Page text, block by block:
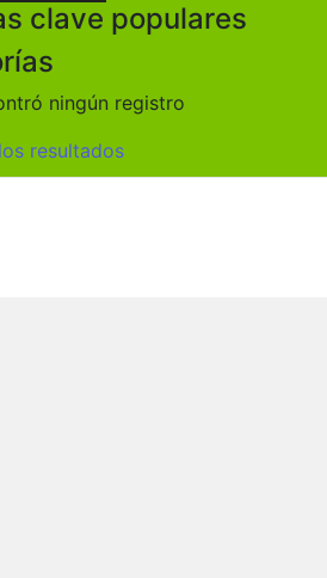
clave populares
ningún registro
resultados